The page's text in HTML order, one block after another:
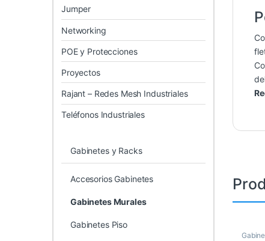
Jumper
Networking
POE y Protecciones
Proyectos
Rajant – Redes Mesh Industriales
Teléfonos Industriales
Gabinetes y Racks
Accesorios Gabinetes
Gabinetes Murales
Gabinetes Piso